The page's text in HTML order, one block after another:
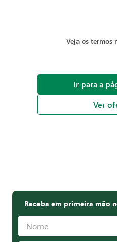
Veja os termos
Ir para a
Ver
Receba em primeira mão